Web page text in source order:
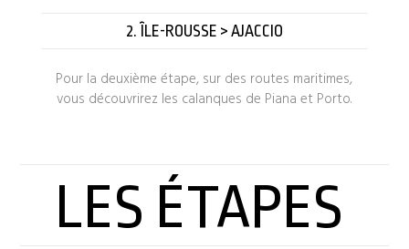
2. ÎLE-ROUSSE > AJACCIO
Pour la deuxième étape, sur des routes maritimes,
vous découvrirez les calanques de Piana et Porto.
LES ÉTAPES